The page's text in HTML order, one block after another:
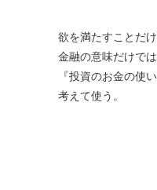
欲を満たすことだ
金融の意味だけで
『投資のお金の使
考えて使う。